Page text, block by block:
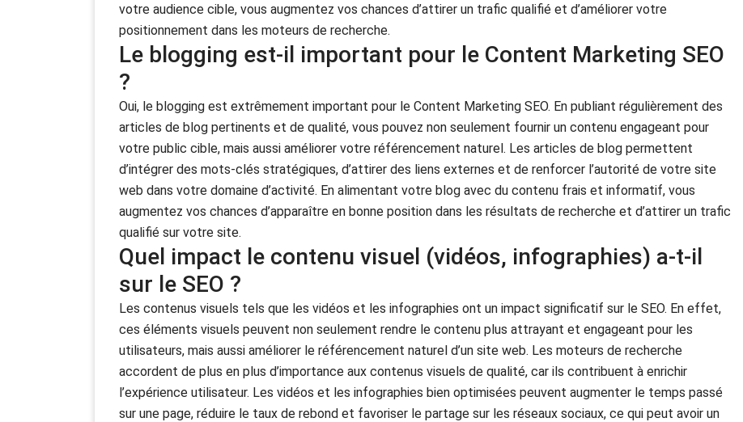
votre audience cible, vous augmentez vos chances d’attirer un trafic qualifié et d’améliorer votre
positionnement dans les moteurs de recherche.
Le blogging est-il important pour le Content Marketing SEO
?
Oui, le blogging est extrêmement important pour le Content Marketing SEO. En publiant régulièrement des
articles de blog pertinents et de qualité, vous pouvez non seulement fournir un contenu engageant pour
votre public cible, mais aussi améliorer votre référencement naturel. Les articles de blog permettent
d’intégrer des mots-clés stratégiques, d’attirer des liens externes et de renforcer l’autorité de votre site
web dans votre domaine d’activité. En alimentant votre blog avec du contenu frais et informatif, vous
augmentez vos chances d’apparaître en bonne position dans les résultats de recherche et d’attirer un trafic
qualifié sur votre site.
Quel impact le contenu visuel (vidéos, infographies) a-t-il
sur le SEO ?
Les contenus visuels tels que les vidéos et les infographies ont un impact significatif sur le SEO. En effet,
ces éléments visuels peuvent non seulement rendre le contenu plus attrayant et engageant pour les
utilisateurs, mais aussi améliorer le référencement naturel d’un site web. Les moteurs de recherche
accordent de plus en plus d’importance aux contenus visuels de qualité, car ils contribuent à enrichir
l’expérience utilisateur. Les vidéos et les infographies bien optimisées peuvent augmenter le temps passé
sur une page, réduire le taux de rebond et favoriser le partage sur les réseaux sociaux, ce qui peut avoir un